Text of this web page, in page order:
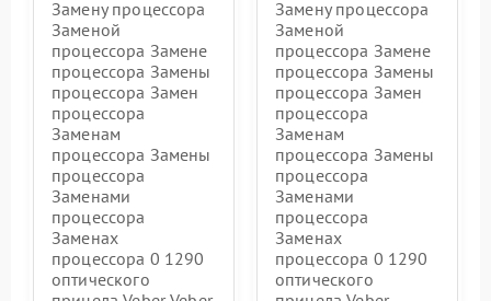
Замену процессора
Заменой
процессора Замене
процессора Замены
процессора Замен
процессора
Заменам
процессора Замены
процессора
Заменами
процессора
Заменах
процессора 0 1290
оптического
Замену процессора
Заменой
процессора Замене
процессора Замены
процессора Замен
процессора
Заменам
процессора Замены
процессора
Заменами
процессора
Заменах
процессора 0 1290
оптического